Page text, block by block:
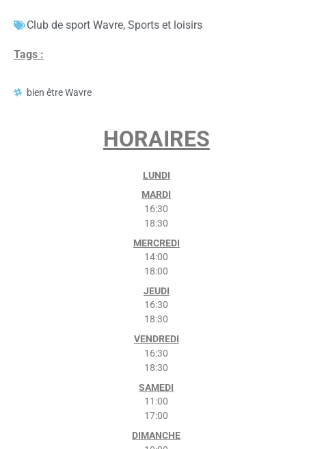
Club de sport Wavre, Sports et loisirs
Tags :
bien être Wavre
HORAIRES
LUNDI
MARDI
16:30
18:30
MERCREDI
14:00
18:00
JEUDI
16:30
18:30
VENDREDI
16:30
18:30
SAMEDI
11:00
17:00
DIMANCHE